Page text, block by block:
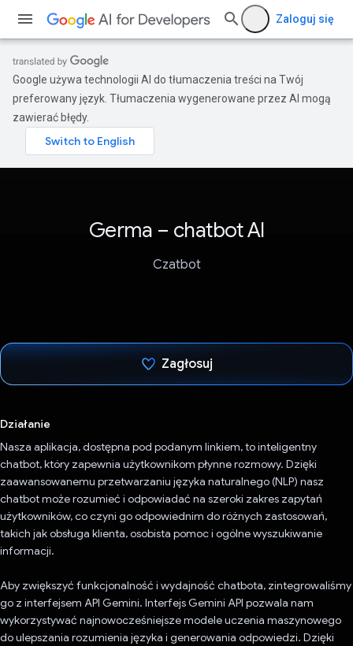
Zaloguj się
Google używa technologii AI do tłumaczenia treści na Twój
preferowany język. Tłumaczenia wygenerowane przez AI mogą
zawierać błędy.
Germa – chatbot AI
Czatbot
Zagłosuj
Działanie
Nasza aplikacja, dostępna pod podanym linkiem, to inteligentny
chatbot, który zapewnia użytkownikom płynne rozmowy. Dzięki
zaawansowanemu przetwarzaniu języka naturalnego (NLP) nasz
chatbot może rozumieć i odpowiadać na szeroki zakres zapytań
użytkowników, co czyni go odpowiednim do różnych zastosowań,
takich jak obsługa klienta, osobista pomoc i ogólne wyszukiwanie
informacji.
Aby zwiększyć funkcjonalność i wydajność chatbota, zintegrowaliśmy
go z interfejsem API Gemini. Interfejs Gemini API pozwala nam
wykorzystywać najnowocześniejsze modele uczenia maszynowego
do ulepszania rozumienia języka i generowania odpowiedzi. Dzięki